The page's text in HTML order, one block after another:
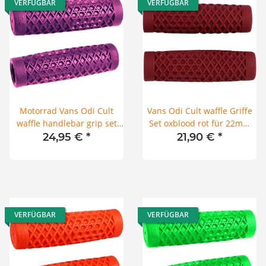
VERFÜGBAR
Motorrad Vans Odi Cult
waffle handlebar grip set
Griffe purple purpur lila
24,95 € *
VERFÜGBAR
Vans Odi Cult waffle Griffe
Set oxblood rot für 22mm
Motorrad Lenker
21,90 € *
VERFÜGBAR VERFÜGBAR